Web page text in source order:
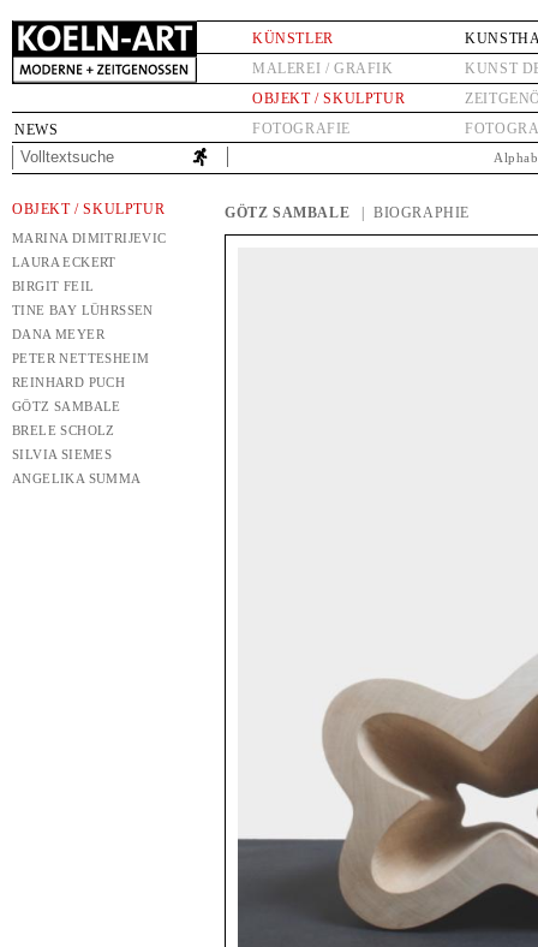
NEWS
KÜNSTLER
MALEREI / GRAFIK
OBJEKT / SKULPTUR
FOTOGRAFIE
KUNST
OBJEKT / SKULPTUR
MARINA DIMITRIJEVIC
LAURA ECKERT
BIRGIT FEIL
TINE BAY LÜHRSSEN
DANA MEYER
PETER NETTESHEIM
REINHARD PUCH
GÖTZ SAMBALE
BRELE SCHOLZ
SILVIA SIEMES
ANGELIKA SUMMA
GÖTZ SAMBALE | BIOGRAPHIE